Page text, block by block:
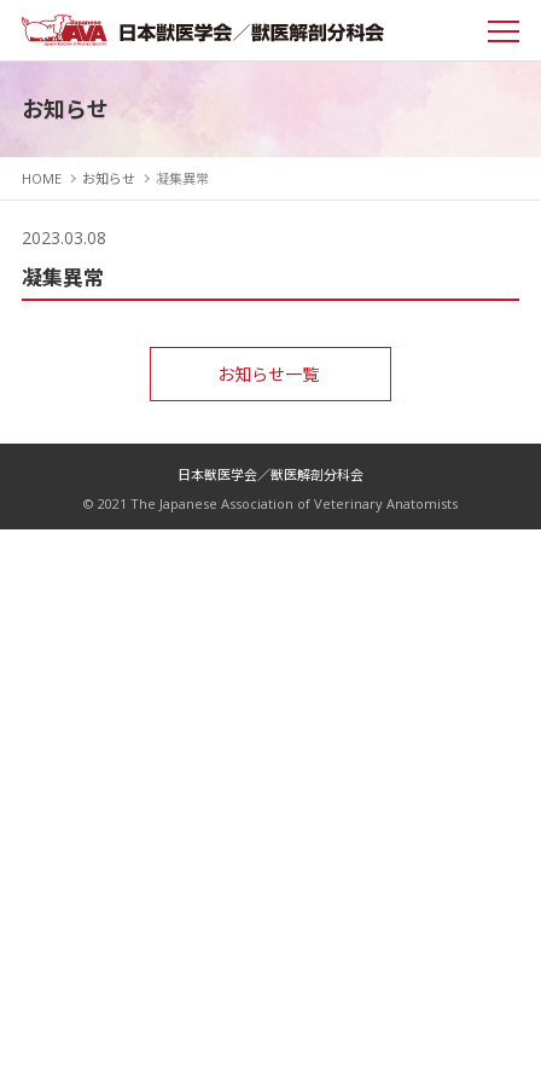
お知らせ
HOME お知らせ 凝集異常
2023.03.08
凝集異常
お知らせ一覧
日本獣医学会／獣医解剖分科会
© 2021 The Japanese Association of Veterinary Anatomists